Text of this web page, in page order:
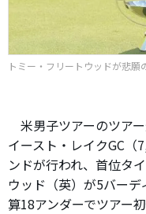
トミー・フリートウッドが悲願
米男子ツアーのツア
イースト・レイクGC（
ンドが行われ、首位タ
ウッド（英）が5バー
算18アンダーでツアー